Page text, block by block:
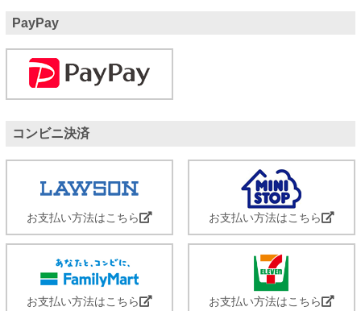
PayPay
コンビニ決済
お支払い方法はこちら お支払い方法はこちら
お支払い方法はこちら お支払い方法はこちら